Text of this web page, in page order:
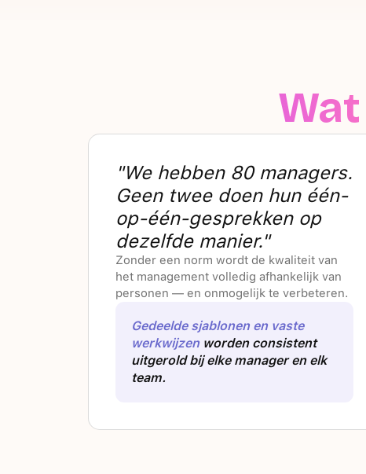
"We hebben 80 managers.
Geen twee doen hun één-
op-één-gesprekken op
dezelfde manier."
Zonder een norm wordt de kwaliteit van
het management volledig afhankelijk van
personen — en onmogelijk te verbeteren.
Gedeelde sjablonen en vaste
werkwijzen worden consistent
uitgerold bij elke manager en elk
team.